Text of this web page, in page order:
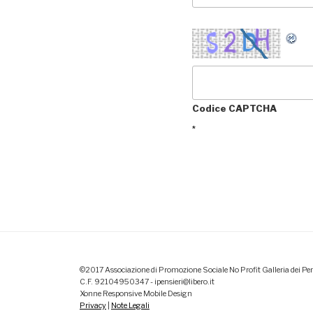
Codice CAPTCHA
*
©2017 Associazione di Promozione Sociale No Profit Galleria dei
C.F. 92104950347 - ipensieri@libero.it
Xonne Responsive Mobile Design
Privacy
Note Legali